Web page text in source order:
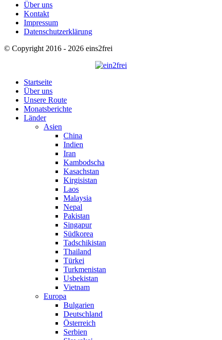
Über uns
Kontakt
Impressum
Datenschutzerklärung
© Copyright 2016 - 2026 eins2frei
Startseite
Über uns
Unsere Route
Monatsberichte
Länder
Asien
China
Indien
Iran
Kambodscha
Kasachstan
Kirgisistan
Laos
Malaysia
Nepal
Pakistan
Singapur
Südkorea
Tadschikistan
Thailand
Türkei
Turkmenistan
Usbekistan
Vietnam
Europa
Bulgarien
Deutschland
Österreich
Serbien